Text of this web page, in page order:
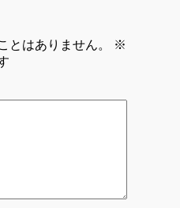
とはありません。
※